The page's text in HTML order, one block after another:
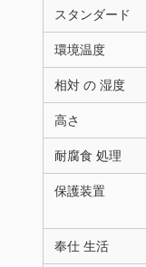
スタンダード
環境温度
相対 の 湿度
高さ
耐腐食 処理
保護装置
奉仕 生活